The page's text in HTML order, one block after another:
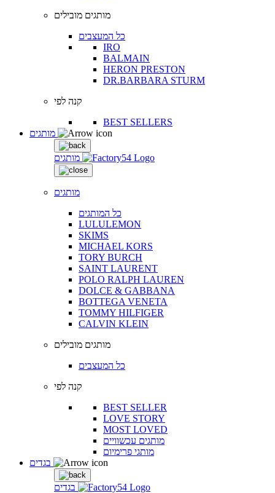
מותגים מובילים
כל המעצבים
IRO
BALMAIN
HERON PRESTON
DR.BARBARA STURM
קנה לפי
BEST SELLERS
מותגים
מותגים
כל המותגים
LULULEMON
SKIMS
MICHAEL KORS
TORY BURCH
SAINT LAURENT
POLO RALPH LAUREN
DOLCE & GABBANA
BOTTEGA VENETA
TOMMY HILFIGER
CALVIN KLEIN
מותגים מובילים
כל המעצבים
קנה לפי
BEST SELLER
LOVE STORY
MOST LOVED
מותגים עכשוויים
מותגי פרימיום
בגדים